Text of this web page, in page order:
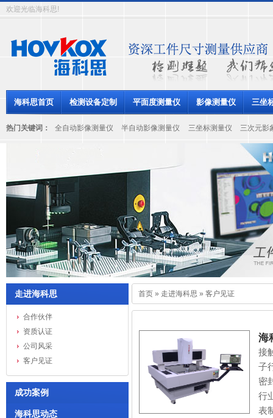
欢迎光临海科思!
海科思首页 检测设备定制 平面度测量仪 影像测量仪 三坐
热门关键词： 全自动影像测量仪 半自动影像测量仪 三坐标测量仪 三次元影
走进海科思
合作伙伴
资质认证
公司风采
客户见证
成功案例
海科思动态
首页 » 走进海科思 » 客户见证
海
接
子
密
行
表